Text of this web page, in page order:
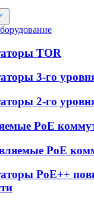
TOR
3-го
2-го
PoE
PoE
PoE++